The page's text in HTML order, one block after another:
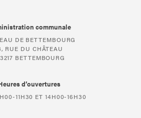
communale
DE BETTEMBOURG
RUE DU CHÂTEAU
BETTEMBOURG
d’ouvertures
11H30 ET 14H00-16H30